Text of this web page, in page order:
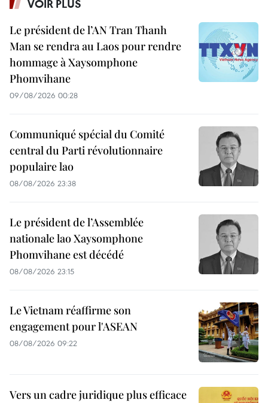
VOIR PLUS
Le président de l’AN Tran Thanh
Man se rendra au Laos pour rendre
hommage à Xaysomphone
Phomvihane
09/08/2026 00:28
Communiqué spécial du Comité
central du Parti révolutionnaire
populaire lao
08/08/2026 23:38
Le président de l’Assemblée
nationale lao Xaysomphone
Phomvihane est décédé
08/08/2026 23:15
Le Vietnam réaffirme son
engagement pour l'ASEAN
08/08/2026 09:22
Vers un cadre juridique plus efficace